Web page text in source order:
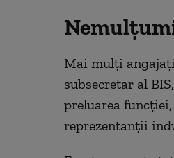
Mai mulţi
subsecretar al
preluarea
reprezentanţii